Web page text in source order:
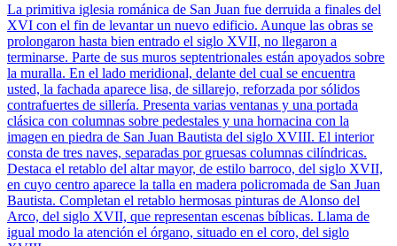
La primitiva iglesia románica de San Juan fue derruida a finales del
XVI con el fin de levantar un nuevo edificio. Aunque las obras se
prolongaron hasta bien entrado el siglo XVII, no llegaron a
terminarse. Parte de sus muros septentrionales están apoyados sobre
la muralla. En el lado meridional, delante del cual se encuentra
usted, la fachada aparece lisa, de sillarejo, reforzada por sólidos
contrafuertes de sillería. Presenta varias ventanas y una portada
clásica con columnas sobre pedestales y una hornacina con la
imagen en piedra de San Juan Bautista del siglo XVIII. El interior
consta de tres naves, separadas por gruesas columnas cilíndricas.
Destaca el retablo del altar mayor, de estilo barroco, del siglo XVII,
en cuyo centro aparece la talla en madera policromada de San Juan
Bautista. Completan el retablo hermosas pinturas de Alonso del
Arco, del siglo XVII, que representan escenas bíblicas. Llama de
igual modo la atención el órgano, situado en el coro, del siglo